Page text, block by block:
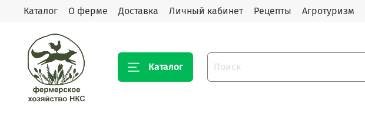
Каталог О ферме Доставка Личный кабинет Рецепты Агротуризм
Каталог